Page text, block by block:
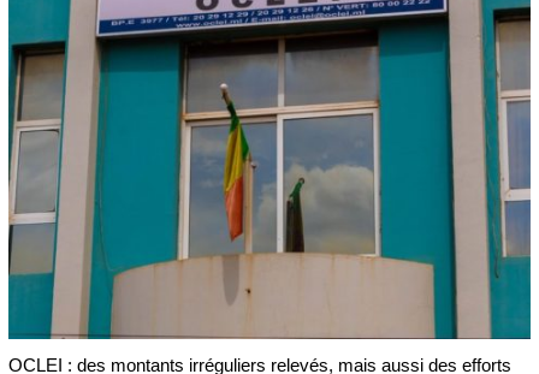
OCLEI : des montants irréguliers relevés, mais aussi des efforts